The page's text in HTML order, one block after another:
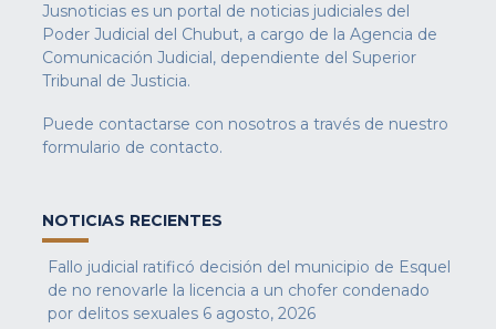
Jusnoticias es un portal de noticias judiciales del
Poder Judicial del Chubut, a cargo de la Agencia de
Comunicación Judicial, dependiente del Superior
Tribunal de Justicia.
Puede contactarse con nosotros a través de nuestro
formulario de contacto.
NOTICIAS RECIENTES
Fallo judicial ratificó decisión del municipio de Esquel
de no renovarle la licencia a un chofer condenado
por delitos sexuales 6 agosto, 2026